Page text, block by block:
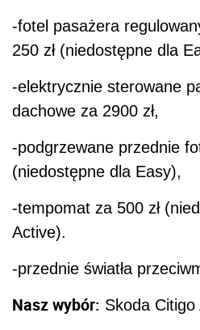
-fotel pasażera
250 zł (niedostępne dla
-elektrycznie sterowane
dachowe za 2900 zł,
-podgrzewane przednie
(niedostępne dla Easy),
-tempomat za 500 zł
Active).
-przednie światła
Nasz wybór: Skoda Citigo